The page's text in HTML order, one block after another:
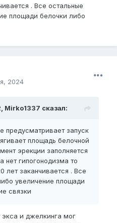
. Все остальные
площади белочки либо
2024
Mirko1337 сказал:
предусматривает запуск
площадь белочной
эрекции заполняется
нет гипогонодизма то
лет заканчивается . Все
увеличение площади
связки
экса и джелкинга мог